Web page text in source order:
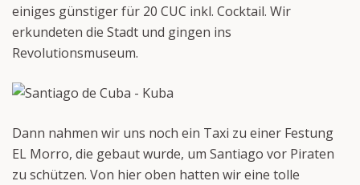
einiges günstiger für 20 CUC inkl. Cocktail. Wir
erkundeten die Stadt und gingen ins
Revolutionsmuseum.
Dann nahmen wir uns noch ein Taxi zu einer Festung
EL Morro, die gebaut wurde, um Santiago vor Piraten
zu schützen. Von hier oben hatten wir eine tolle